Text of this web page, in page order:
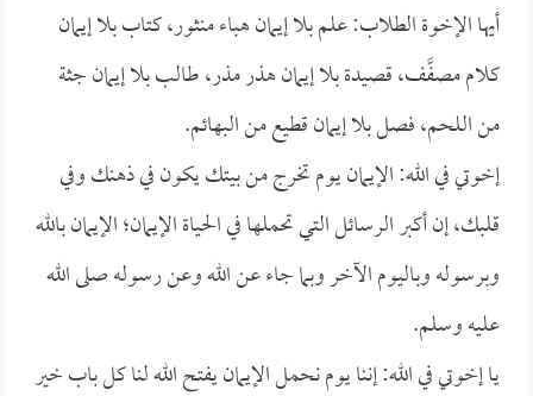
أيها الإخوة الطلاب: علم بلا إيمان هباء منثور، كتاب بلا إيمان
كلام مصفَّف، قصيدة بلا إيمان هذر مذر، طالب بلا إيمان جثة
من اللحم، فصل بلا إيمان قطيع من البهائم.
إخوتي في الله: الإيمان يوم تخرج من بيتك يكون في ذهنك وفي
قلبك، إن أكبر الرسائل التي تحملها في الحياة الإيمان؛ الإيمان بالله
وبرسوله وباليوم الآخر وبما جاء عن الله وعن رسوله صلى الله
عليه وسلم.
يا إخوتي في الله: إننا يوم نحمل الإيمان يفتح الله لنا كل باب خير